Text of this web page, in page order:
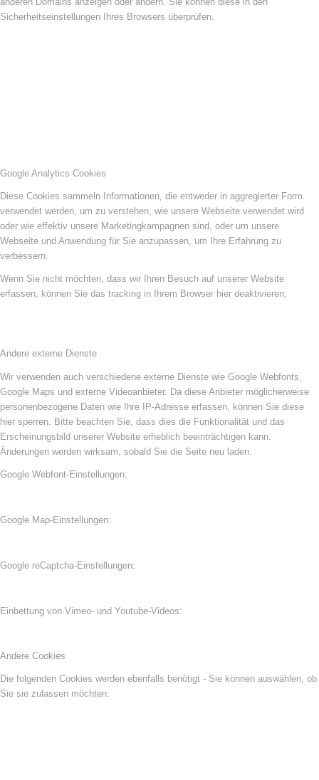
Sicherheitseinstellungen Ihres Browsers überprüfen.
Google Analytics Cookies
Diese Cookies sammeln Informationen, die entweder in aggregierter Form
verwendet werden, um zu verstehen, wie unsere Webseite verwendet wird
oder wie effektiv unsere Marketingkampagnen sind, oder um unsere
Webseite und Anwendung für Sie anzupassen, um Ihre Erfahrung zu
verbessern.
Wenn Sie nicht möchten, dass wir Ihren Besuch auf unserer Website
erfassen, können Sie das tracking in Ihrem Browser hier deaktivieren:
Andere externe Dienste
Wir verwenden auch verschiedene externe Dienste wie Google Webfonts,
Google Maps und externe Videoanbieter. Da diese Anbieter möglicherweise
personenbezogene Daten wie Ihre IP-Adresse erfassen, können Sie diese
hier sperren. Bitte beachten Sie, dass dies die Funktionalität und das
Erscheinungsbild unserer Website erheblich beeinträchtigen kann.
Änderungen werden wirksam, sobald Sie die Seite neu laden.
Google Webfont-Einstellungen:
Google Map-Einstellungen:
Google reCaptcha-Einstellungen:
Einbettung von Vimeo- und Youtube-Videos:
Andere Cookies
Die folgenden Cookies werden ebenfalls benötigt - Sie können auswählen, ob
Sie sie zulassen möchten: